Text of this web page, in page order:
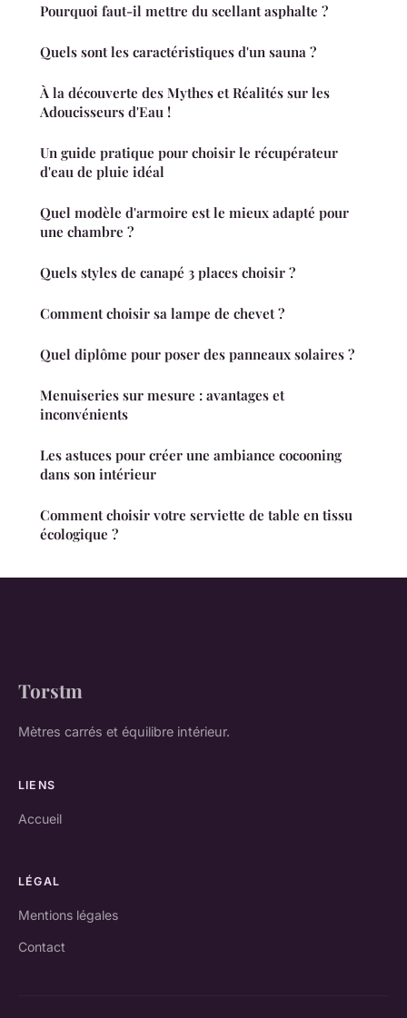
Pourquoi faut-il mettre du scellant asphalte ?
Quels sont les caractéristiques d'un sauna ?
À la découverte des Mythes et Réalités sur les
Adoucisseurs d'Eau !
Un guide pratique pour choisir le récupérateur
d'eau de pluie idéal
Quel modèle d'armoire est le mieux adapté pour
une chambre ?
Quels styles de canapé 3 places choisir ?
Comment choisir sa lampe de chevet ?
Quel diplôme pour poser des panneaux solaires ?
Menuiseries sur mesure : avantages et
inconvénients
Les astuces pour créer une ambiance cocooning
dans son intérieur
Comment choisir votre serviette de table en tissu
écologique ?
Torstm
Mètres carrés et équilibre intérieur.
LIENS
Accueil
LÉGAL
Mentions légales
Contact